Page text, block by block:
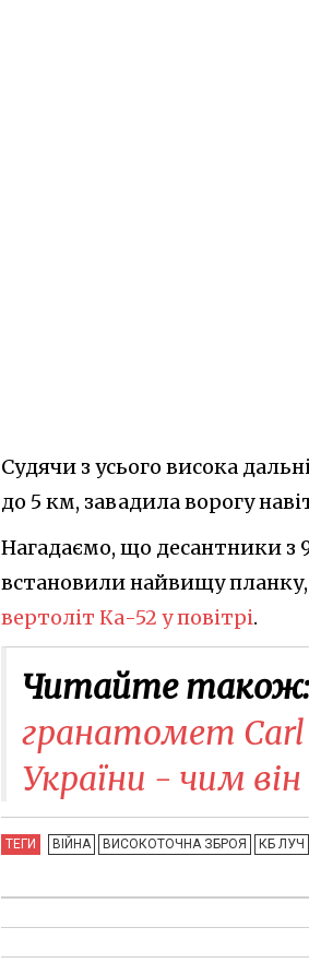
Судячи з усього висока
до 5 км, завадила ворогу
Нагадаємо, що десантники з
встановили найвищу
вертоліт Ка-52 у повітрі.
Читайте також:
гранатомет Carl
України - чим
ТЕГИ ВІЙНА ВИСОКОТОЧНА ЗБРОЯ КБ ЛУЧ